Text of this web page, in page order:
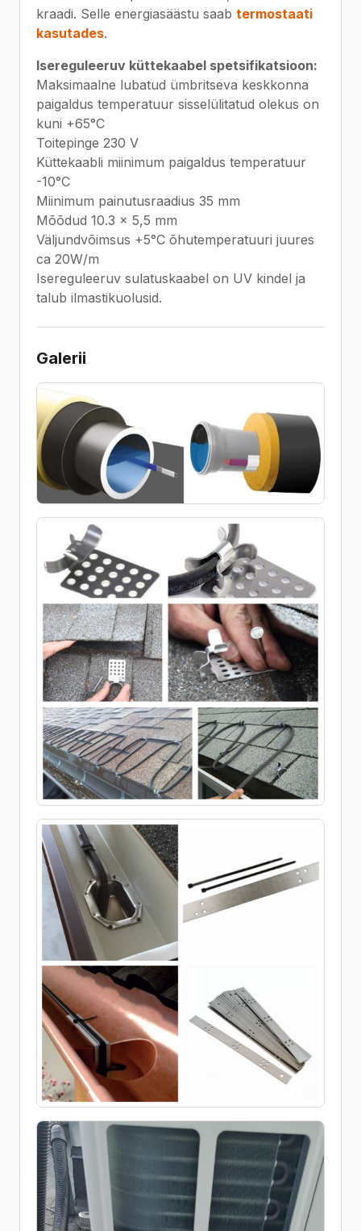
kraadi. Selle energiasäästu saab termostaati
kasutades.
Isereguleeruv küttekaabel spetsifikatsioon:
Maksimaalne lubatud ümbritseva keskkonna
paigaldus temperatuur sisselülitatud olekus on
kuni +65°C
Toitepinge 230 V
Küttekaabli miinimum paigaldus temperatuur
-10°C
Miinimum painutusraadius 35 mm
Mõõdud 10.3 x 5,5 mm
Väljundvõimsus +5°C õhutemperatuuri juures
ca 20W/m
Isereguleeruv sulatuskaabel on UV kindel ja
talub ilmastikuolusid.
Galerii